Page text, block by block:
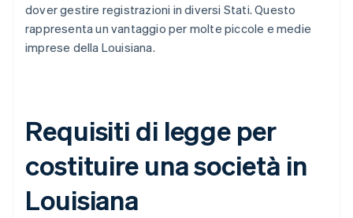
dover gestire registrazioni in diversi Stati. Questo
rappresenta un vantaggio per molte piccole e medie
imprese della Louisiana.
Requisiti di legge per
costituire una società in
Louisiana